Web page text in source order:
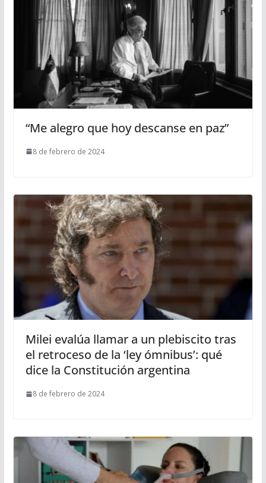
“Me alegro que hoy descanse en paz”
8 de febrero de 2024
Milei evalúa llamar a un plebiscito tras
el retroceso de la ‘ley ómnibus’: qué
dice la Constitución argentina
8 de febrero de 2024